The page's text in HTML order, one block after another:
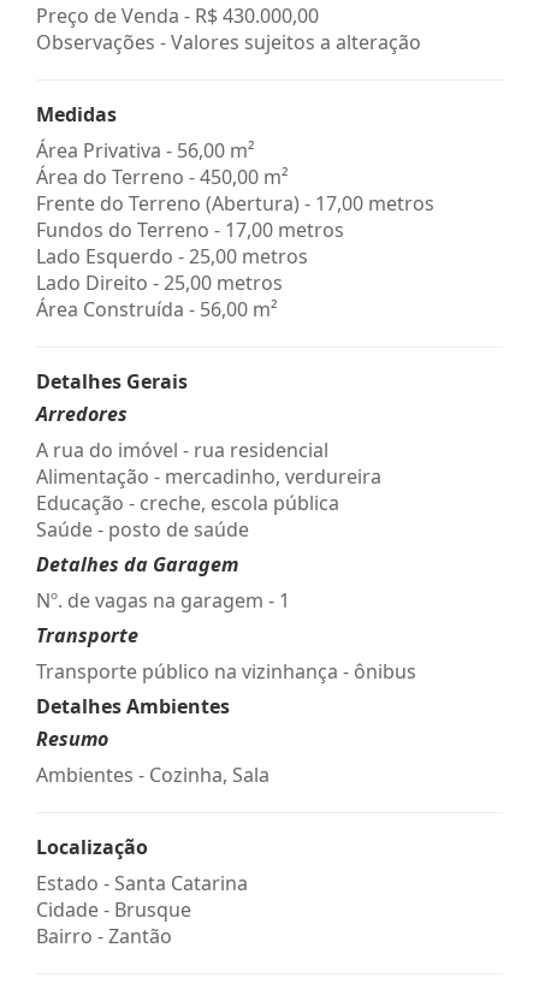
Preço de Venda - R$ 430.000,00
Observações - Valores sujeitos a alteração
Medidas
Área Privativa - 56,00 m²
Área do Terreno - 450,00 m²
Frente do Terreno (Abertura) - 17,00 metros
Fundos do Terreno - 17,00 metros
Lado Esquerdo - 25,00 metros
Lado Direito - 25,00 metros
Área Construída - 56,00 m²
Detalhes Gerais
Arredores
A rua do imóvel - rua residencial
Alimentação - mercadinho, verdureira
Educação - creche, escola pública
Saúde - posto de saúde
Detalhes da Garagem
Nº. de vagas na garagem - 1
Transporte
Transporte público na vizinhança - ônibus
Detalhes Ambientes
Resumo
Ambientes - Cozinha, Sala
Localização
Estado -Santa Catarina
Cidade - Brusque
Bairro -Zantão